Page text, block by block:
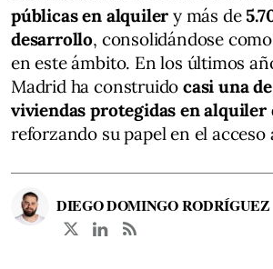
públicas en alquiler y más de
desarrollo, consolidándose
en este ámbito. En los últimos
Madrid ha construidocasi una
viviendas protegidas en alquiler
reforzando su papel en el acceso
DIEGO DOMINGO RODRÍGUEZ